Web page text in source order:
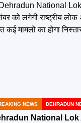
NEWS DEHRADUN
National Lok